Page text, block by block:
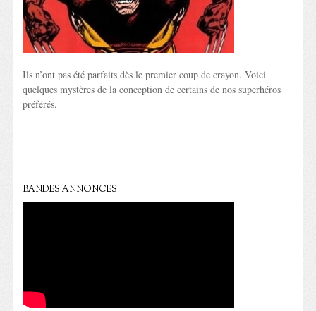
Ils n’ont pas été parfaits dès le premier coup de crayon. Voici
quelques mystères de la conception de certains de nos superhéros
préférés.
BANDES ANNONCES